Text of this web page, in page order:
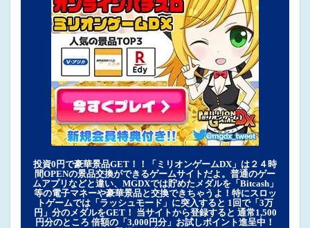
投資0円で豪華景品GET！！「ミリオンゲームDX」は２４時
間OPENの景品交換ができるゲームサイトだよ。普通のゲー
ムアプリなどと違い、MGDXでは貯めたメダルを「Bitcash」
等の電子マネーや豪華景品と交換できちゃうよ！特にスロッ
トゲームでは「ラッシュモード」に突入すると 1回で「3万
円」分のメダルをGET！ 当サイトから登録すると 通常1,500
円分のところ 倍額の「3,000円分」お試しポイント進呈中！